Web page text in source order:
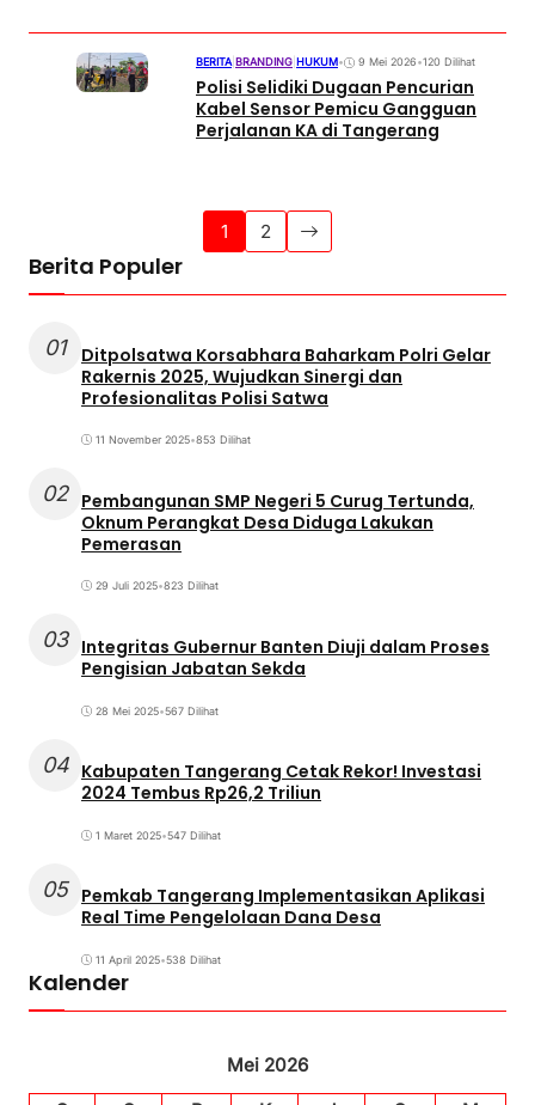
BERITA BRANDING HUKUM• 9 Mei 2026•120 Dilihat
Polisi Selidiki Dugaan Pencurian
Kabel Sensor Pemicu Gangguan
Perjalanan KA di Tangerang
1 2
Berita Populer
01
Ditpolsatwa Korsabhara Baharkam Polri Gelar
Rakernis 2025, Wujudkan Sinergi dan
Profesionalitas Polisi Satwa
11 November 2025•853 Dilihat
02 Pembangunan SMP Negeri 5 Curug Tertunda,
Oknum Perangkat Desa Diduga Lakukan
Pemerasan
29 Juli 2025•823 Dilihat
03 Integritas Gubernur Banten Diuji dalam Proses
Pengisian Jabatan Sekda
28 Mei 2025•567 Dilihat
04 Kabupaten Tangerang Cetak Rekor! Investasi
2024 Tembus Rp26,2 Triliun
1 Maret 2025•547 Dilihat
05 Pemkab Tangerang Implementasikan Aplikasi
Real Time Pengelolaan Dana Desa
11 April 2025•538 Dilihat
Kalender
Mei 2026